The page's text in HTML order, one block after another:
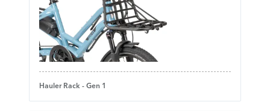
Hauler Rack - Gen 1